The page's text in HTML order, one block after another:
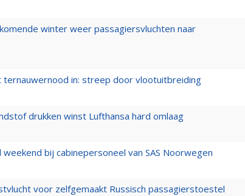
winter weer passagiersvluchten naar
ternauwernood in: streep door vlootuitbreiding
drukken winst Lufthansa hard omlaag
bij cabinepersoneel van SAS Noorwegen
voor zelfgemaakt Russisch passagierstoestel